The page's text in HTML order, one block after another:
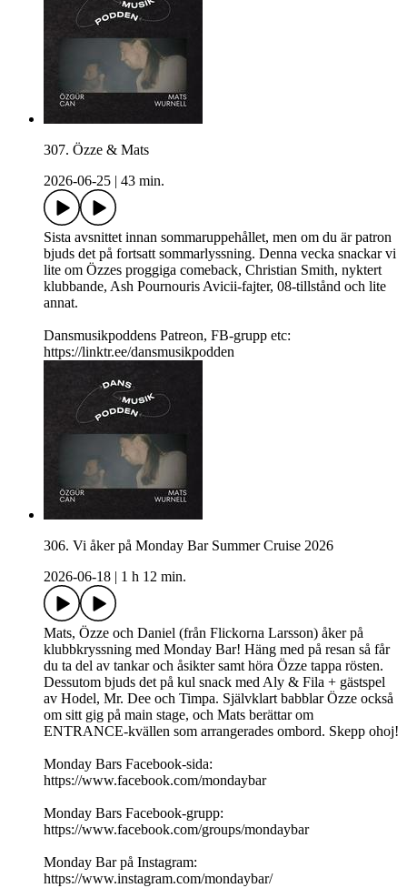
307. Özze & Mats
2026-06-25
43 min.
Sista avsnittet innan sommaruppehållet, men om du är patron
bjuds det på fortsatt sommarlyssning. Denna vecka snackar vi
lite om Özzes proggiga comeback, Christian Smith, nyktert
klubbande, Ash Pournouris Avicii-fajter, 08-tillstånd och lite
annat.
Dansmusikpoddens Patreon, FB-grupp etc:
https://linktr.ee/dansmusikpodden
306. Vi åker på Monday Bar Summer Cruise 2026
2026-06-18
1 h 12 min.
Mats, Özze och Daniel (från Flickorna Larsson) åker på
klubbkryssning med Monday Bar! Häng med på resan så får
du ta del av tankar och åsikter samt höra Özze tappa rösten.
Dessutom bjuds det på kul snack med Aly & Fila + gästspel
av Hodel, Mr. Dee och Timpa. Självklart babblar Özze också
om sitt gig på main stage, och Mats berättar om
ENTRANCE-kvällen som arrangerades ombord. Skepp ohoj!
Monday Bars Facebook-sida:
https://www.facebook.com/mondaybar
Monday Bars Facebook-grupp:
https://www.facebook.com/groups/mondaybar
Monday Bar på Instagram:
https://www.instagram.com/mondaybar/